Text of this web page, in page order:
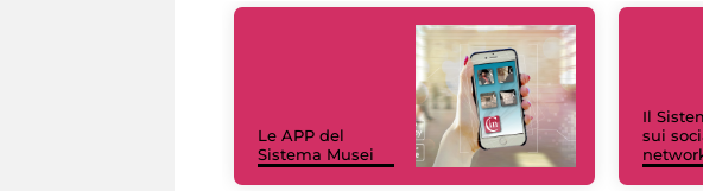
Le APP del
Sistema Musei
Il
sui